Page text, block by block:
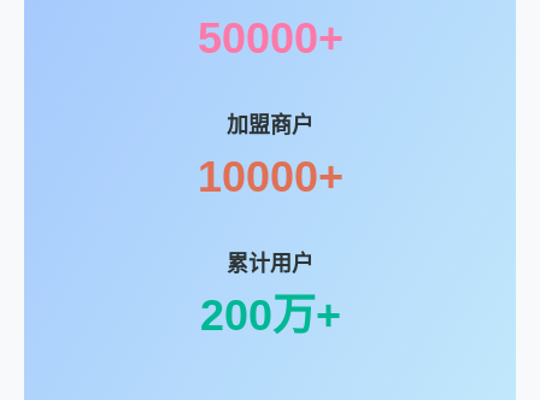
50000+
加盟商户
10000+
累计用户
200万+